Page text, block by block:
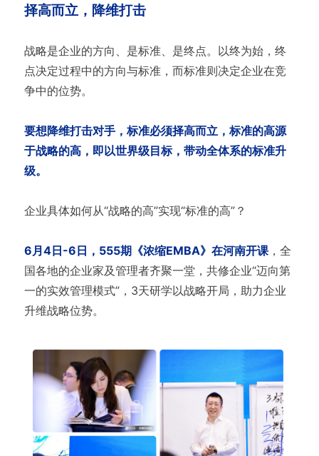
择高而立，降维打击
战略是企业的方向、是标准、是终点。以终为始，终
点决定过程中的方向与标准，而标准则决定企业在竞
争中的位势。
要想降维打击对手，标准必须择高而立，标准的高源
于战略的高，即以世界级目标，带动全体系的标准升
级。
企业具体如何从“战略的高”实现“标准的高”？
6月4日-6日，555期《浓缩EMBA》在河南开课，全
国各地的企业家及管理者齐聚一堂，共修企业“迈向第
一的实效管理模式”，3天研学以战略开局，助力企业
升维战略位势。